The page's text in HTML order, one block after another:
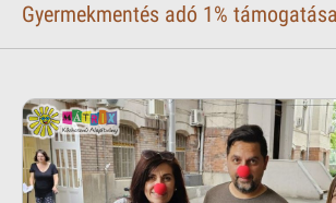
Gyermekmentés adó 1% támogatása